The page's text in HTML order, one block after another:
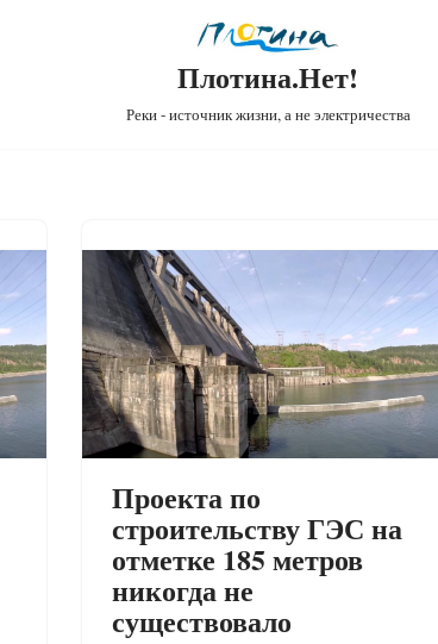
Плотина.Нет!
Реки - источник жизни, а не электричества
Проекта по
строительству ГЭС на
отметке 185 метров
никогда не
существовало